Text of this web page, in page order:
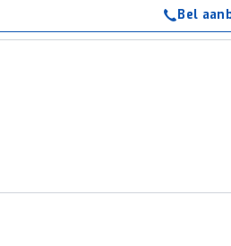
Bel